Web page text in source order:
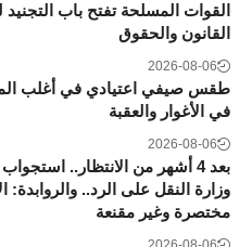
القوات المسلحة تفتح باب التجنيد
القانون والحقوق
2026-08-06
طقس صيفي اعتيادي في أغلب
في الأغوار والعقبة
2026-08-06
بعد 4 أشهر من الانتظار..
وزارة النقل على الرد.. والروابدة:
مختصرة وغير مقنعة